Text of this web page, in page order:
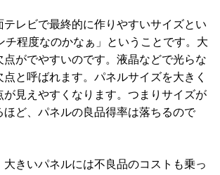
レビで最終的に作りやすいサイズとい
チ程度なのかなぁ」ということです。大
点がでやすいのです。液晶などで光らな
と呼ばれます。パネルサイズを大きく
が見えやすくなります。つまりサイズが
ほど、パネルの良品得率は落ちるので
きいパネルには不良品のコストも乗っ